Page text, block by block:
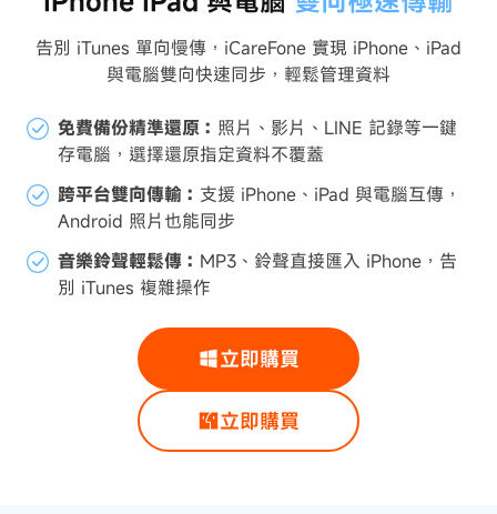
告別 iTunes 單向慢傳，iCareFone 實現 iPhone、iPad
與電腦雙向快速同步，輕鬆管理資料
免費備份精準還原： 照片、影片、LINE 記錄等一鍵
存電腦，選擇還原指定資料不覆蓋
跨平台雙向傳輸： 支援 iPhone、iPad 與電腦互傳，
Android 照片也能同步
音樂鈴聲輕鬆傳： MP3、鈴聲直接匯入 iPhone，告
別 iTunes 複雜操作
立即購買
立即購買